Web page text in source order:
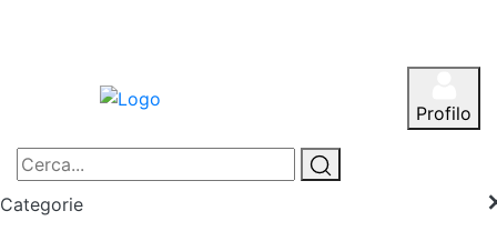
Profilo
Categorie